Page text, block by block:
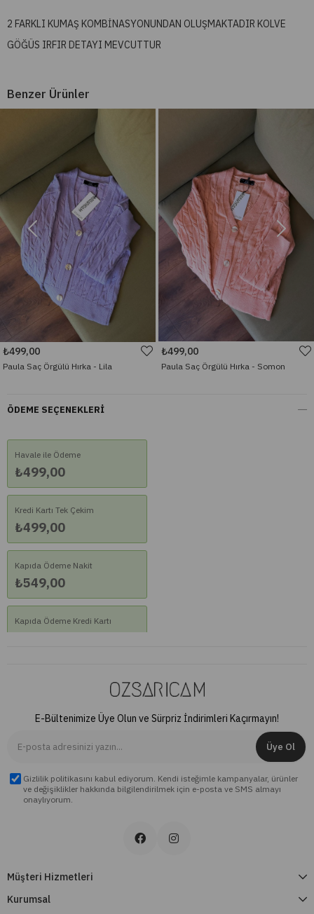
2 FARKLI KUMAŞ KOMBİNASYONUNDAN OLUŞMAKTADIR KOLVE
GÖĞÜS IRFIR DETAYI MEVCUTTUR
Benzer Ürünler
₺499,00
Paula Saç Örgülü Hırka - Lila
₺499,00
Paula Saç Örgülü Hırka - Somon
ÖDEME SEÇENEKLERI
Havale ile Ödeme
₺499,00
Kredi Kartı Tek Çekim
₺499,00
Kapıda Ödeme Nakit
₺549,00
Kapıda Ödeme Kredi Kartı
E-Bültenimize Üye Olun ve Sürpriz İndirimleri Kaçırmayın!
Üye Ol
Gizlilik politikasını kabul ediyorum. Kendi isteğimle kampanyalar, ürünler
ve değişiklikler hakkında bilgilendirilmek için e-posta ve SMS almayı
onaylıyorum.
Müşteri Hizmetleri
Kurumsal